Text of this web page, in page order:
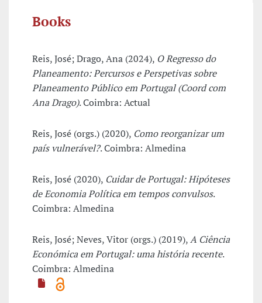
Books
Reis, José; Drago, Ana (2024), O Regresso do
Planeamento: Percursos e Perspetivas sobre
Planeamento Público em Portugal (Coord com
Ana Drago). Coimbra: Actual
Reis, José (orgs.) (2020), Como reorganizar um
país vulnerável?. Coimbra: Almedina
Reis, José (2020), Cuidar de Portugal: Hipóteses
de Economia Política em tempos convulsos.
Coimbra: Almedina
Reis, José; Neves, Vitor (orgs.) (2019),A Ciência
Económica em Portugal: uma história recente.
Coimbra: Almedina